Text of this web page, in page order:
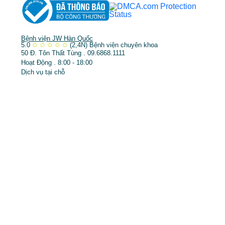
Bệnh viện JW Hàn Quốc
5.0 ✩ ✩ ✩ ✩ ✩ (2,4N) Bệnh viện chuyên khoa
50 Đ. Tôn Thất Tùng . 09.6868.1111
Hoạt Động . 8:00 - 18:00
Dịch vụ tại chỗ